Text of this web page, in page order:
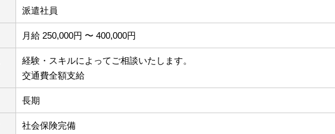
派遣社員
月給 250,000円 〜 400,000円
経験・スキルによってご相談いたします。
交通費全額支給
長期
社会保険完備